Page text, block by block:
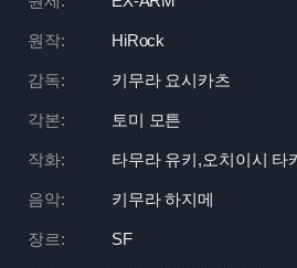
원작: HiRock
감독: 키무라 요시카츠
각본: 토미 모튼
작화: 타무라 유키,오치이시 타
음악: 키무라 하지메
장르: SF